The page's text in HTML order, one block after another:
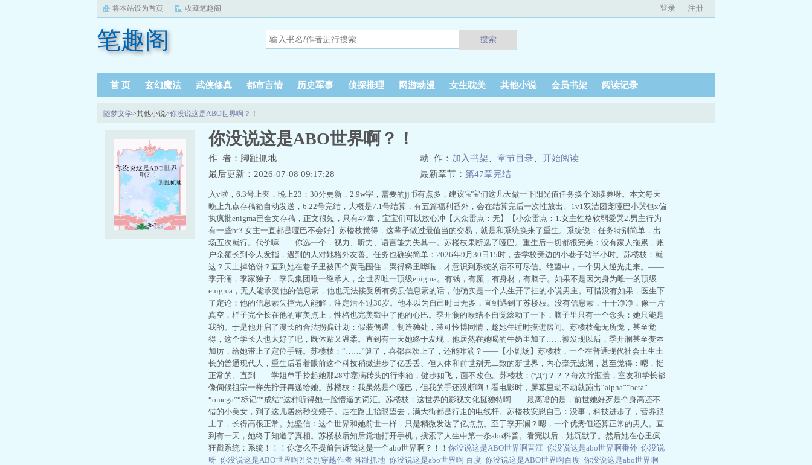
将本站设为首页 收藏笔趣阁 登录 注册
笔趣阁 搜索
首 页 玄幻魔法 武侠修真 都市言情 历史军事 侦探推理 网游动漫 女生耽美 其他小说 会员书架 阅读记录
随梦文学>其他小说>你没说这是ABO世界啊？！
你没说这是ABO世界啊？！
作 者：脚趾抓地 动 作： 加入书架 章节目录
开始阅读
最后更新：2026-07-08 09:17:28
最新章节： 第47章完结
入v啦，6.3号上夹，晚上23：30分更新，2.9w字，需要的jj币有点多，建议宝宝们这几天做一下阳光值任务换个阅读券呀。本文每天
晚上九点存稿箱自动发送，6.22号完结，大概是7.1号结算，有五篇福利番外，会在结算完后一次性放出。1v1双洁团宠哑巴小哭包x偏
执疯批enigma已全文存稿，正文很短，只有47章，宝宝们可以放心冲【大众雷点：无】【小众雷点：1.女主性格软弱爱哭2.男主行为
有一些bt3.女主一直都是哑巴不会好】苏楼枝觉得，这辈子做过最值当的交易，就是和系统换来了重生。系统说：任务特别简单，出
场五次就行。代价嘛——你选一个，视力、听力、语言能力失其一。苏楼枝果断选了哑巴。重生后一切都很完美：没有家人拖累，账
户余额长到令人发指，遇到的人对她格外友善。任务也确实简单：2026年9月30日15时，去学校旁边的小巷子站半小时。苏楼枝：就
这？天上掉馅饼？直到她在巷子里被四个黄毛围住，哭得稀里哗啦，才意识到系统的话不可尽信。绝望中，一个男人逆光走来。——
季开澜，季家独子，季氏集团唯一继承人，全世界唯一顶级enigma。有钱，有颜，有身材，有脑子。如果不是因为身为唯一的顶级
enigma，无人能承受他的信息素，他也无法接受所有劣质信息素的话，他确实是一个人生开了挂的小说男主。可惜没有如果，医生下
了定论：他的信息素失控无人能解，注定活不过30岁。他本以为自己时日无多，直到遇到了苏楼枝。没有信息素，干干净净，像一片
真空，样子完全长在他的审美点上，性格也完美戳中了他的心巴。季开澜的喉结不自觉滚动了一下，脑子里只有一个念头：她只能是
我的。于是他开启了漫长的合法拐骗计划：假装偶遇，制造独处，装可怜博同情，趁她午睡时摸进房间。苏楼枝毫无所觉，甚至觉
得，这个学长人也太好了吧，既体贴又温柔。直到有一天她终于发现，他居然在她喝的牛奶里加了……被发现以后，季开澜甚至变本
加厉，给她带上了定位手链。苏楼枝：“……”算了，喜都喜欢上了，还能咋滴？——【小剧场】苏楼枝，一个在普通现代社会土生土
长的普通现代人，重生后看着眼前这个科技稍微进步了亿丢丢、但大体和前世别无二致的新世界，内心毫无波澜，甚至觉得：嗯，挺
正常的。直到——学姐单手拎起她那28寸塞满砖头的行李箱，健步如飞，面不改色。苏楼枝：(°Д°)？？？每次拧瓶盖，室友和学长都
像伺候祖宗一样先拧开再递给她。苏楼枝：我虽然是个哑巴，但我的手还没断啊！看电影时，屏幕里动不动就蹦出“alpha”“beta”
“omega”“标记”“成结”这种听得她一脸懵逼的词汇。苏楼枝：这世界的影视文化挺独特啊……最离谱的是，前世她好歹是个身高还不
错的小美女，到了这儿居然秒变矮子。走在路上抬眼望去，满大街都是行走的电线杆。苏楼枝安慰自己：没事，科技进步了，营养跟
上了，长得高很正常。她坚信：这个世界和她前世一样，只是稍微发达了亿点点。至于季开澜？嗯，一个优秀但还算正常的男人。直
到有一天，她终于知道了真相。苏楼枝后知后觉地打开手机，搜索了人生中第一条abo科普。看完以后，她沉默了。然后她在心里疯
狂戳系统：系统！！！你怎么不提前告诉我这是一个abo世界啊？！！ 你没说这是ABO世界啊晋江 你没说这是abo世界啊番外 你没说
呀 你没说这是ABO世界啊?!类别穿越作者 脚趾抓地 你没说这是abo世界啊 百度 你没说这是ABO世界啊百度 你没说这是abo世界啊